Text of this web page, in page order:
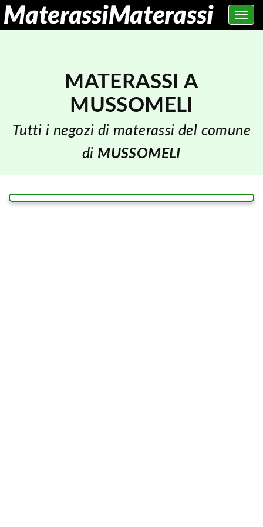
Toggle
MATERASSI A
MUSSOMELI
Tutti i negozi di materassi del comune
di MUSSOMELI